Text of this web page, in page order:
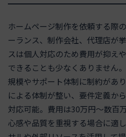
ホームページ制作を依頼する際
ーランス、制作会社、代理店が
スは個人対応のため費用が抑え
できることも少なくありません
規模やサポート体制に制約があ
による体制が整い、要件定義か
対応可能。費用は30万円〜数百
心感や品質を重視する場合に適